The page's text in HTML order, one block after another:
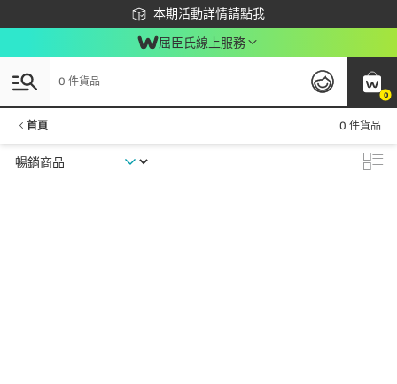
本期活動詳情請點我
下載app最高回饋$350
屈臣氏線上服務
0
0 件貨品
首頁 0 件貨品